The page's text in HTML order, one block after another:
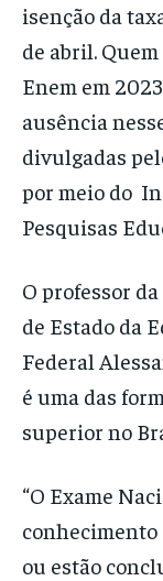
isenção da
de abril.
Enem em
ausência
divulgadas
por meio do
Pesquisas
O professor
de Estado da
Federal
é uma das
superior no
“O Exame
ou estão